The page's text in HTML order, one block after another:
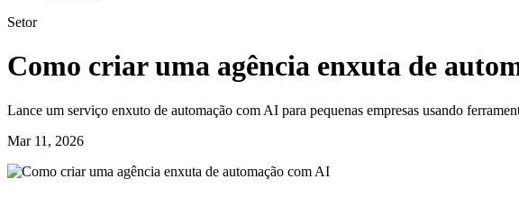
Setor
Como criar uma agência enxuta de
Lance um serviço enxuto de automação com AI para pequenas empresas usando
Mar 11, 2026